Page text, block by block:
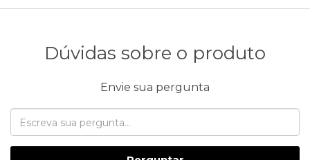
Dúvidas sobre o produto
Envie sua pergunta